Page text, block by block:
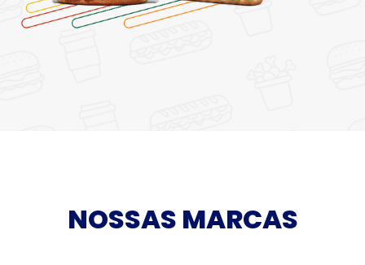
NOSSAS MARCAS